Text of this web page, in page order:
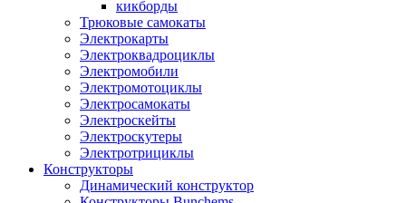
кикборды
Трюковые самокаты
Электрокарты
Электроквадроциклы
Электромобили
Электромотоциклы
Электросамокаты
Электроскейты
Электроскутеры
Электротрициклы
Конструкторы
Динамический конструктор